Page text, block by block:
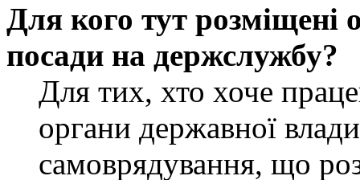
Для кого тут розміщені
посади на держслужбу?
Для тих, хто хоче
органи державної
самоврядування, що